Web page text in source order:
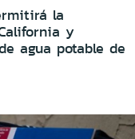
la
y
agua potable de